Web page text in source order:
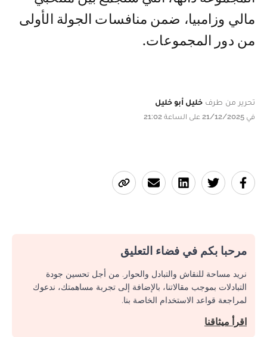
مالي وزامبيا، ضمن منافسات الجولة الأولى
من دور المجموعات.
تحرير من طرف خليل أبو خليل
في 21/12/2025 على الساعة 21:02
مرحبا بكم في فضاء التعليق
نريد مساحة للنقاش والتبادل والحوار. من أجل تحسين جودة
التبادلات بموجب مقالاتنا، بالإضافة إلى تجربة مساهمتك، ندعوك
لمراجعة قواعد الاستخدام الخاصة بنا.
اقرأ ميثاقنا